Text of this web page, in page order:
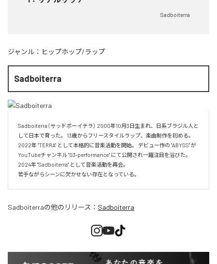
Sadboiterra
ジャンル： ヒップホップ/ラップ
Sadboiterra
Sadboiterra（サッドボーイテラ） 2000年10月3日生まれ、日系ブラジル人と
して日本で育った。 13歳からフリースタイルラップ、楽曲制作を初める。
2022年 "TERRA" として本格的に音楽活動を開始。 デビュー作の "ABYSS" が
YouTubeチャンネル "03-performance" にて公開され一躍注目を浴びた。
2024年 "Sadboiterra" として音楽活動を再会。
若手ながらシーンに欠かせない存在となっている。
Sadboiterraの他のリリース： Sadboiterra